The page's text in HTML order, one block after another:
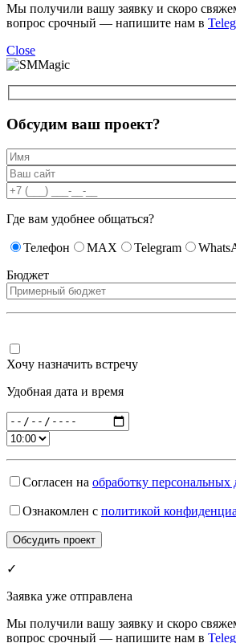
Мы получили вашу заявку и скоро
вопрос срочный — напишите нам в
Close
Обсудим ваш проект?
Где вам удобнее общаться?
Телефон MAX Telegram
Бюджет
Хочу назначить встречу
Удобная дата и время
Согласен на обработку персональных
Ознакомлен с политикой
✓
Заявка уже отправлена
Мы получили вашу заявку и скоро
вопрос срочный — напишите нам в